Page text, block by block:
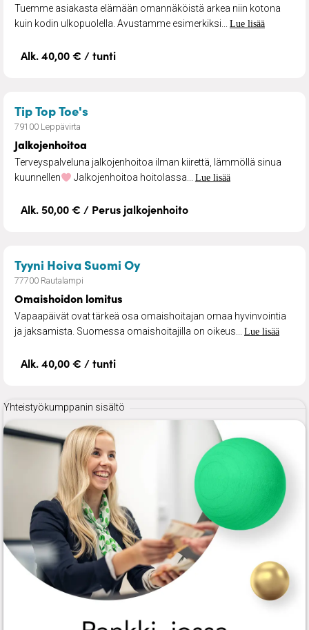
Tuemme asiakasta elämään omannäköistä arkea niin kotona
kuin kodin ulkopuolella. Avustamme esimerkiksi... Lue lisää
Alk. 40,00 € / tunti
Tip Top Toe's
79100 Leppävirta
Jalkojenhoitoa
Terveyspalveluna jalkojenhoitoa ilman kiirettä, lämmöllä sinua
kuunnellen
Jalkojenhoitoa hoitolassa... Lue lisää
Alk. 50,00 € / Perus jalkojenhoito
Tyyni Hoiva Suomi Oy– Omaishoidon lomitus
77700 Rautalampi
Omaishoidon lomitus
Vapaapäivät ovat tärkeä osa omaishoitajan omaa hyvinvointia
ja jaksamista. Suomessa omaishoitajilla on oikeus... Lue lisää
Alk. 40,00 € / tunti
Yhteistyökumppanin sisältö